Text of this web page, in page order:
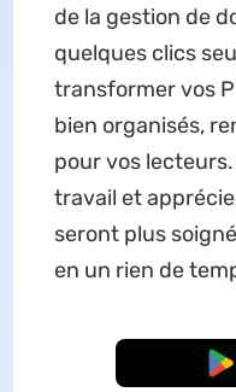
de la gestion de
quelques clics
transformer vos
bien organisés,
pour vos
travail et
seront plus
en un rien de